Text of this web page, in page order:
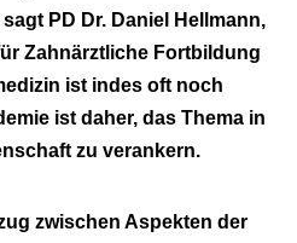
PD Dr. Daniel Hellmann,
Zahnärztliche Fortbildung
ist indes oft noch
ist daher, das Thema in
zu verankern.
zwischen Aspekten der